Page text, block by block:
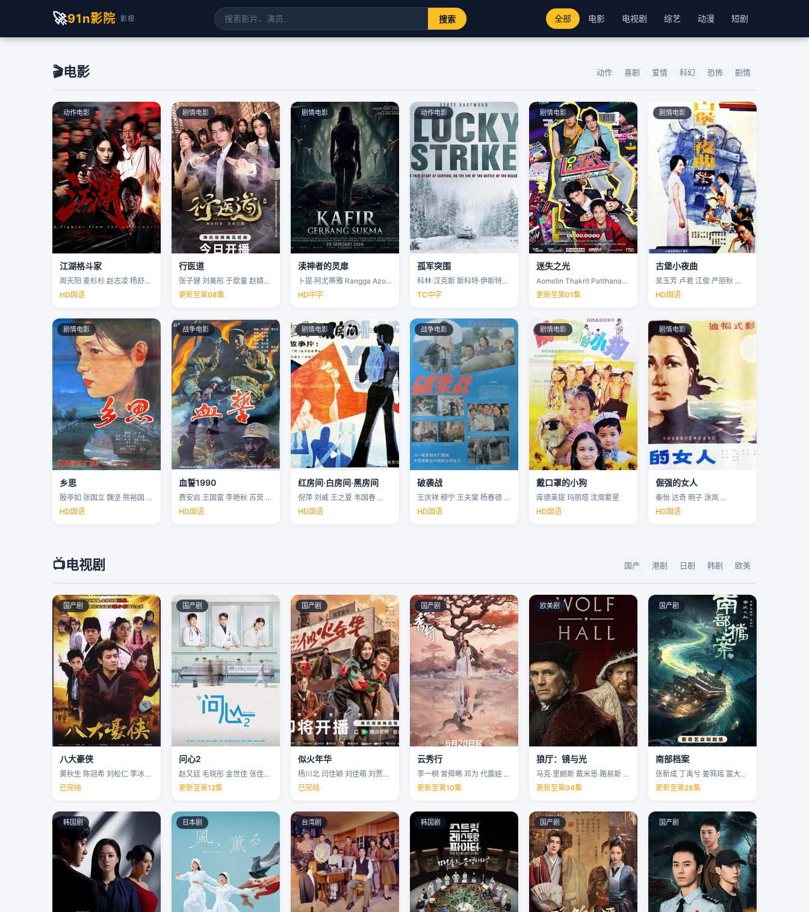
🚀91n影院· 影视 搜索 全部 电影 电视剧 综艺 动漫 短剧
🎬电影 动作 喜剧 爱情 科幻 恐怖 剧情
动作电影
江湖格斗家
周天阳 麦杉杉 赵志凌 杨舒米 …
HD国语
剧情电影
行医道
张子健 刘美彤 于歆童 赵婧祎 …
更新至第08集
剧情电影
渎神者的灵扉
卜提·阿尤蒂雅 Rangga Azof Nadya …
HD中字
动作电影
孤军突围
科林·汉克斯 斯科特·伊斯特伍德 安洁纽·艾莉丝-泰勒 泰勒·约翰·史密斯 …
TC中字
剧情电影
迷失之光
Aomstin Thakrit Patthanaworakit
更新至第01集
剧情电影
古堡小夜曲
吴玉芳 卢君 江俊 严丽秋 …
HD国语
剧情电影
乡思
殷亭如 张国立 魏坚 熊裕国 …
HD国语
战争电影
血誓1990
费安启 王国富 李艳秋 苏荧 …
HD国语
剧情电影
红房间·白房间·黑房间
倪萍 刘威 王之夏 韦国春 …
HD国语
战争电影
破袭战
王庆祥 穆宁 王夫棠 杨春德 …
HD国语
剧情电影
戴口罩的小狗
库德莱提 玛丽塔 沈周繁星
HD国语
剧情电影
倔强的女人
秦怡 达奇 明子 涂岚 …
HD国语
📺电视剧 国产 港剧 日剧 韩剧 欧美
国产剧
八大豪侠
黄秋生 陈冠希 刘松仁 李冰冰 …
已完结
国产剧
问心2
赵又廷 毛晓彤 金世佳 张佳宁 …
更新至第12集
国产剧
似火年华
杨川北 闫佳颖 刘佳萌 刘贾玺 …
已完结
国产剧
云秀行
李一桐 曾舜晞 邓为 代露娃 …
更新至第10集
欧美剧
狼厅：镜与光
马克·里朗斯 戴米恩·路易斯 凯特·菲利普斯 托马斯·布罗迪-桑斯特 …
更新至第04集
国产剧
南部档案
张新成 丁禹兮 姜珮瑶 富大龙 …
更新至第28集
韩国剧 日本剧 台湾剧 韩国剧 国产剧 国产剧